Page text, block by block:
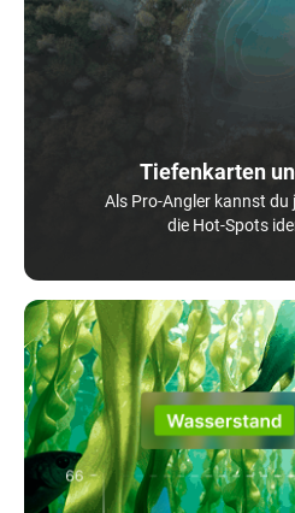
Tiefenkarten
Als Pro-Angler kannst du
die Hot-Spots